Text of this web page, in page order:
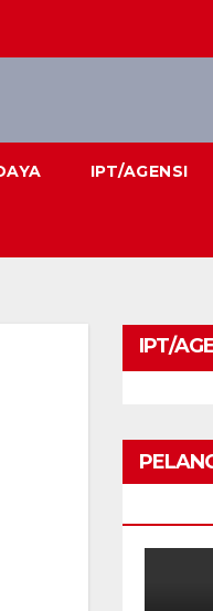
IPT/AGENSI
IPT/